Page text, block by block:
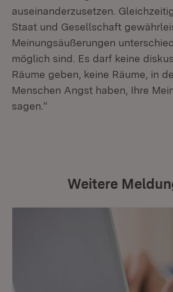
auseinanderzusetzen.
Staat und Gesellschaft
Meinungsäußerungen
möglich sind. Es darf keine
Räume geben, keine Räume, in
Menschen Angst haben, Ihre
sagen.“
Weitere